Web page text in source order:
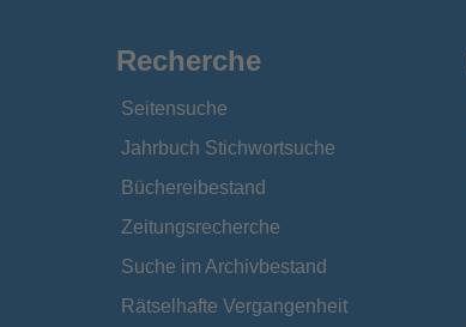
Recherche
Seitensuche
Jahrbuch Stichwortsuche
Büchereibestand
Zeitungsrecherche
Suche im Archivbestand
Rätselhafte Vergangenheit